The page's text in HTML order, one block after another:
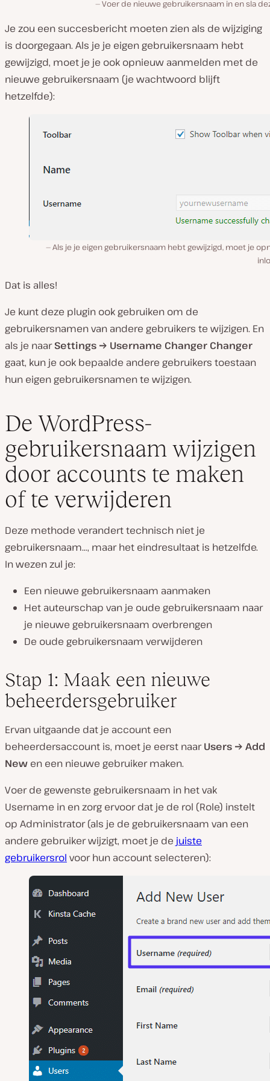
Voer de nieuwe gebruikersnaam in en sla
Je zou een succesbericht moeten zien als de wijziging
is doorgegaan. Als je je eigen gebruikersnaam hebt
gewijzigd, moet je je ook opnieuw aanmelden met de
nieuwe gebruikersnaam (je wachtwoord blijft
hetzelfde):
Als je je eigen gebruikersnaam hebt gewijzigd, moet je
Dat is alles!
Je kunt deze plugin ook gebruiken om de
gebruikersnamen van andere gebruikers te wijzigen. En
als je naarSettings → Username Changer Changer
gaat, kun je ook bepaalde andere gebruikers toestaan
hun eigen gebruikersnamen te wijzigen.
De WordPress-
gebruikersnaam wijzigen
door accounts te maken
of te verwijderen
Deze methode verandert technisch niet je
gebruikersnaam…, maar het eindresultaat is hetzelfde.
In wezen zul je:
Een nieuwe gebruikersnaam aanmaken
Het auteurschap van je oude gebruikersnaam naar
je nieuwe gebruikersnaam overbrengen
De oude gebruikersnaam verwijderen
Stap 1: Maak een nieuwe
beheerdersgebruiker
Ervan uitgaande dat je account een
beheerdersaccount is, moet je eerst naarUsers → Add
New en een nieuwe gebruiker maken.
Voer de gewenste gebruikersnaam in het vak
Username in en zorg ervoor dat je de rol (Role) instelt
op Administrator (als je de gebruikersnaam van een
andere gebruiker wijzigt, moet je de juiste
gebruikersrol voor hun account selecteren):